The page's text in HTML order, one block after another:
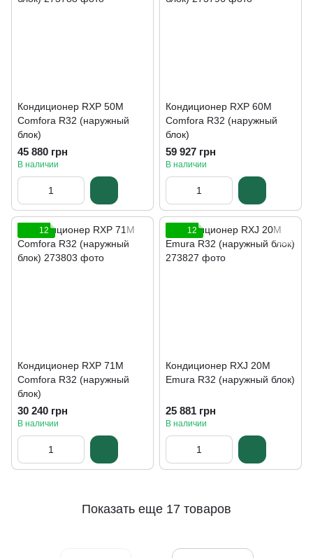
Кондиционер RXP 50M
Comfora R32 (наружный
блок)
45 880 грн
В наличии
Кондиционер RXP 60M
Comfora R32 (наружный
блок)
59 927 грн
В наличии
12
Кондиционер RXP 71M
Comfora R32 (наружный
блок)
30 240 грн
В наличии
12
Кондиционер RXJ 20M
Emura R32 (наружный блок)
25 881 грн
В наличии
Показать еще 17 товаров